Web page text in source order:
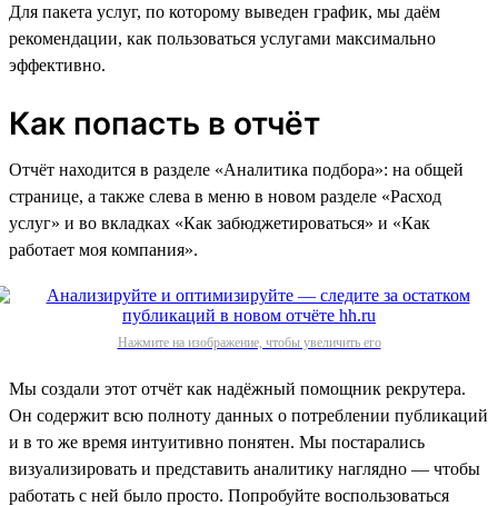
Для пакета услуг, по которому выведен график, мы даём
рекомендации, как пользоваться услугами максимально
эффективно.
Как попасть в отчёт
Отчёт находится в разделе «Аналитика подбора»: на общей
странице, а также слева в меню в новом разделе «Расход
услуг» и во вкладках «Как забюджетироваться» и «Как
работает моя компания».
Нажмите на изображение, чтобы увеличить его
Мы создали этот отчёт как надёжный помощник рекрутера.
Он содержит всю полноту данных о потреблении публикаций
и в то же время интуитивно понятен. Мы постарались
визуализировать и представить аналитику наглядно — чтобы
работать с ней было просто. Попробуйте воспользоваться